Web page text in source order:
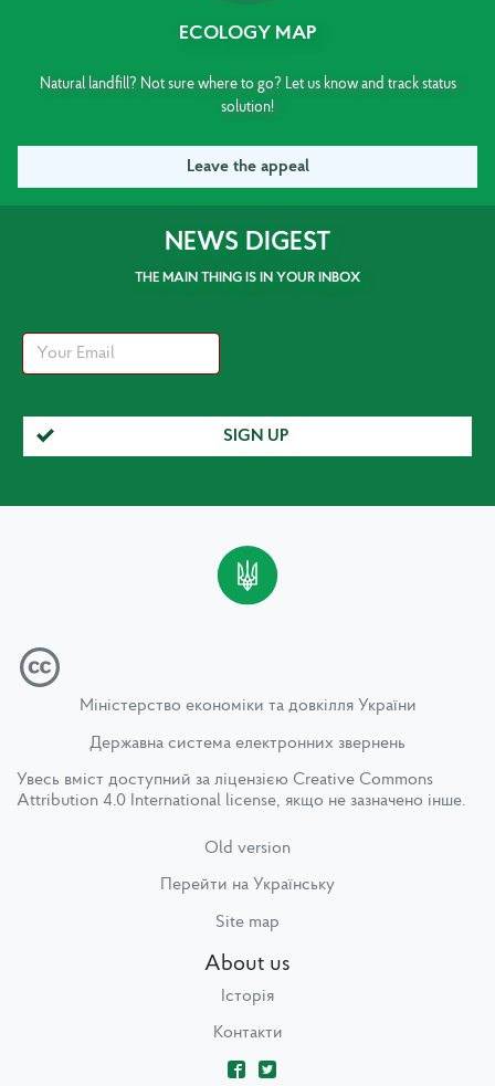
ECOLOGY MAP
Natural landfill? Not sure where to go? Let us know and track status
solution!
Leave the appeal
NEWS DIGEST
THE MAIN THING IS IN YOUR INBOX
SIGN UP
Міністерство економіки та довкілля України
Державна система електронних звернень
Увесь вміст доступний за ліцензією Creative Commons
Attribution 4.0 International license, якщо не зазначено інше.
Old version
Перейти на Українську
Site map
About us
Історія
Контакти